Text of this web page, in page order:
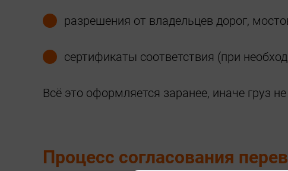
разрешения от владельцев дорог,
сертификаты соответствия (при
Всё это оформляется заранее, иначе груз
Процесс согласования